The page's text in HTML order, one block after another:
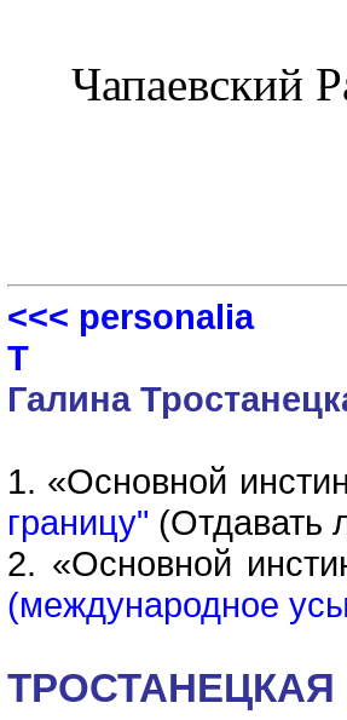
Чапаевский
<<< personalia
Т
Галина
1. «Основной
границу" (Отдавать
2. «Основной
(международное
ТРОСТАНЕЦКАЯ